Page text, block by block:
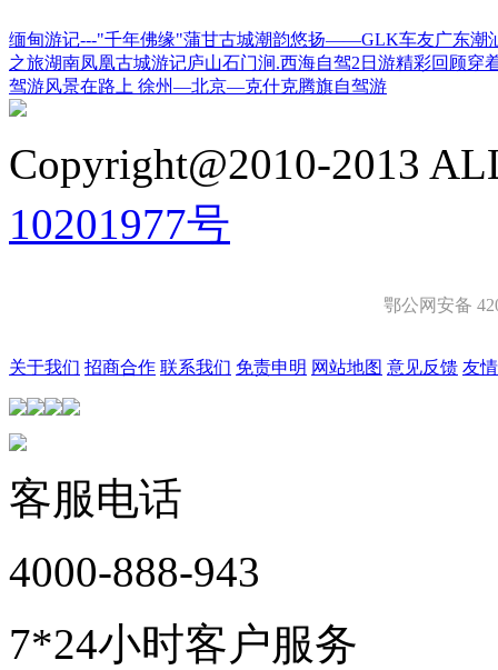
缅甸游记---"千年佛缘"蒲甘古城潮韵悠扬——GLK车友广东潮
之旅湖南凤凰古城游记庐山石门涧.西海自驾2日游精彩回顾穿
驾游风景在路上 徐州—北京—克什克腾旗自驾游
Copyright@2010-2013
10201977号
鄂公网安备
关于我们 招商合作 联系我们 免责申明 网站地图 意见反馈 友
客服电话
4000-888-943
7*24小时客户服务